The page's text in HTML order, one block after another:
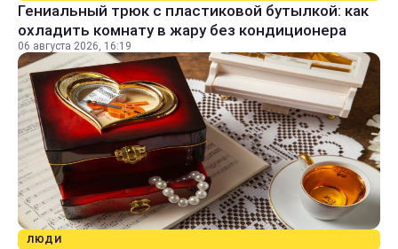
Гениальный трюк с пластиковой бутылкой: как
охладить комнату в жару без кондиционера
06 августа 2026, 16:19
ЛЮДИ